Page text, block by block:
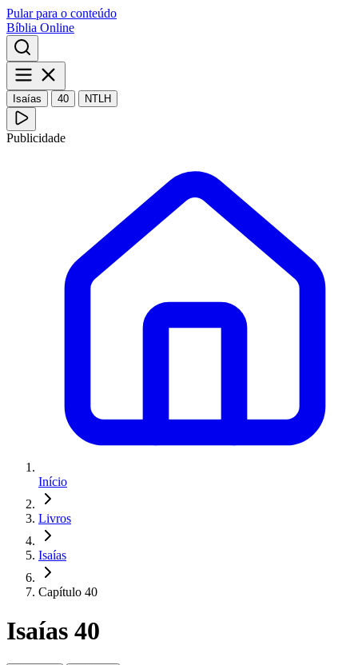
Pular para o conteúdo
Bíblia Online
Isaías 40 NTLH
Publicidade
Início
Livros
Isaías
Capítulo 40
Isaías 40